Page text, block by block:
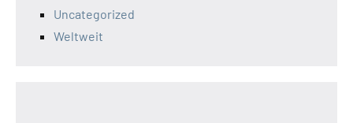
Uncategorized
Weltweit